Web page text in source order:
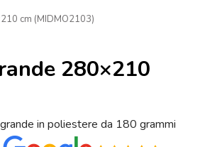
cm (MIDMO2103)
280×210
in poliestere da 180 grammi